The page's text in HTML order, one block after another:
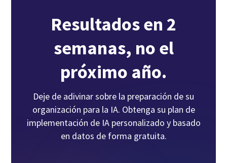
una exposición oculta.
Resultados en 2
semanas, no el
próximo año.
Deje de adivinar sobre la preparación de su
organización para la IA. Obtenga su plan de
implementación de IA personalizado y basado
en datos de forma gratuita.